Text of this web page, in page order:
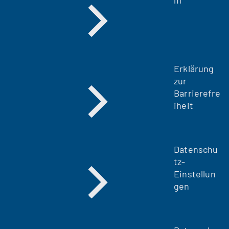
Erklärung
zur
Barrierefre
iheit
Datenschu
tz-
Einstellun
gen